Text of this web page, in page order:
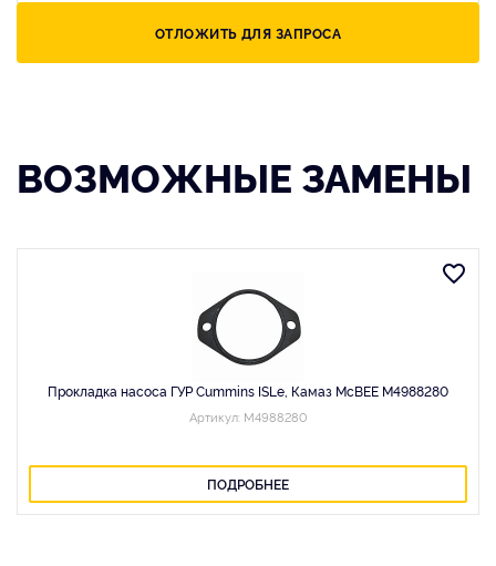
ОТЛОЖИТЬ ДЛЯ ЗАПРОСА
ВОЗМОЖНЫЕ ЗАМЕНЫ
Прокладка насоса ГУР Cummins ISLe, Камаз McBEE M4988280
Артикул: M4988280
ПОДРОБНЕЕ